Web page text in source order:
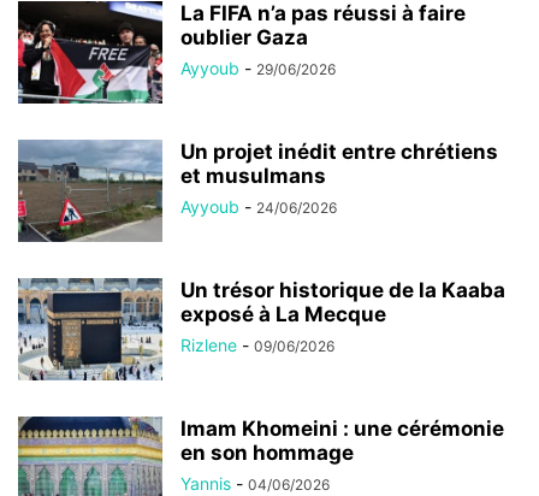
La FIFA n’a pas réussi à faire
oublier Gaza
Ayyoub - 29/06/2026
Un projet inédit entre chrétiens
et musulmans
Ayyoub - 24/06/2026
Un trésor historique de la Kaaba
exposé à La Mecque
Rizlene - 09/06/2026
Imam Khomeini : une cérémonie
en son hommage
Yannis - 04/06/2026